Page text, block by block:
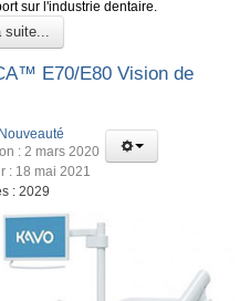
sur l'industrie dentaire.
suite...
E70/E80 Vision de
Nouveauté
: 2 mars 2020
: 18 mai 2021
: 2029